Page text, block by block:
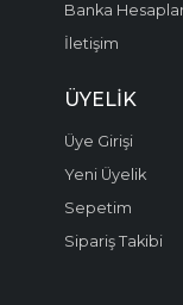
Banka
İletişim
ÜYELIK
Üye Girişi
Yeni Üyelik
Sepetim
Sipariş Takibi